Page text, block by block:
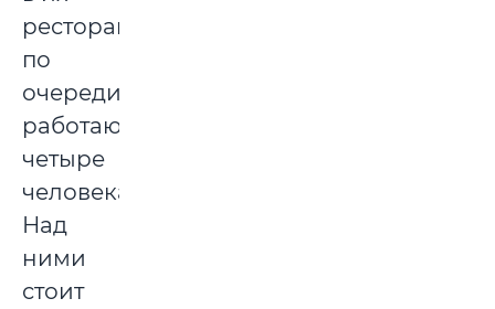
ресторане
по
очереди
работают
четыре
человека.
Над
ними
стоит